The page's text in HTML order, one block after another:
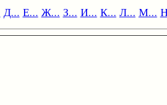
Д... Е... Ж... З... И... К... Л... М...